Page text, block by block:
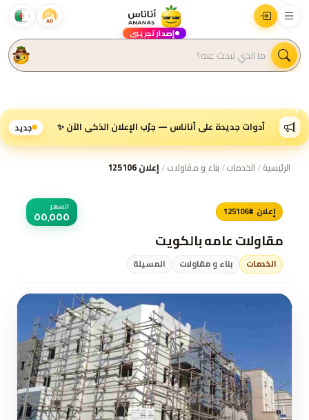
AR
إصدار تجريبي
أدوات جديدة على أناناس — جرّب الإعلان الذكي الآن ✨ جديد
الرئيسية/الخدمات/بناء و مقاولات/إعلان 125106
إعلان #125106 السعر
٥٥٬٥٥٥
مقاولات عامه بالكويت
الخدمات بناء و مقاولات المسيلة